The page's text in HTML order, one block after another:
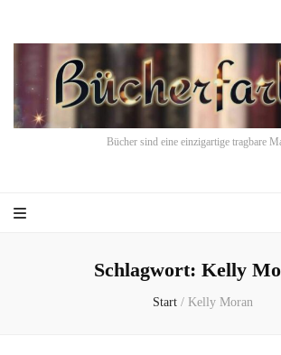
Bücher sind eine einzigartige tragbare
Schlagwort: Kelly
Start / Kelly Moran